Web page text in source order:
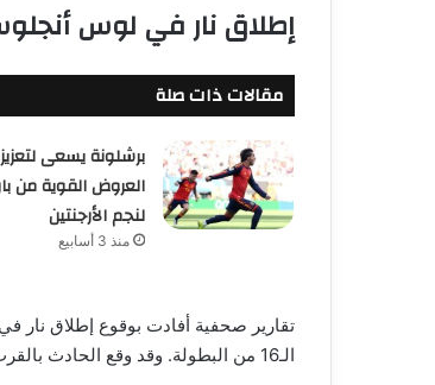
إطلاق نار في لوس
مقالات ذات صلة
برشلونة يسعى
العروض القوية من
لنجم الأرجنتين
منذ 3 أسابيع
تقارير صحفية أفادت بوقوع إطلاق نار
الـ16 من البطولة. وقد وقع الحادث بالقرب من تجمع الجماهير، مما أدى إلى نقل المصابين إلى المستشفى.